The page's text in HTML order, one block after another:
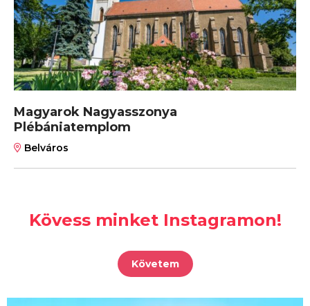
Magyarok Nagyasszonya
Plébániatemplom
Belváros
Kövess minket Instagramon!
Követem